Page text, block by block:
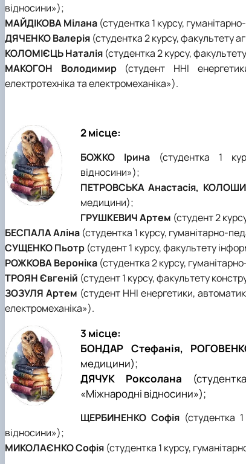
відносини»);
МАЙДІКОВА Мілана (студентка 1 курсу,
ДЯЧЕНКО Валерія (студентка 2 курсу, факультету
КОЛОМІЄЦЬ Наталія (студентка 2 курсу,
МАКОГОН Володимир (студент ННІ
електротехніка та електромeханіка»).
2 місце:
БОЖКО Ірина (студентка 1
відносини»);
ПЕТРОВСЬКА Анастасія,
медицини);
ГРУШКЕВИЧ Артем (студент 2
БЕСПАЛА Аліна (студентка 1 курсу, гуманітарно-
СУЩЕНКО Пьотр (студент 1 курсу, факультету
РОЖКОВА Вероніка (студентка 2 курсу,
ТРОЯН Євгеній (студент 1 курсу, факультету
ЗОЗУЛЯ Артем (студент ННІ енергетики,
електромeханіка»).
3 місце:
БОНДАР Стефанія,
медицини);
ДЯЧУК Роксолана
«Міжнародні відносини»);
ЩЕРБИНЕНКО Софія(студентка 1
відносини»);
МИКОЛАЄНКО Софія (студентка 1 курсу,